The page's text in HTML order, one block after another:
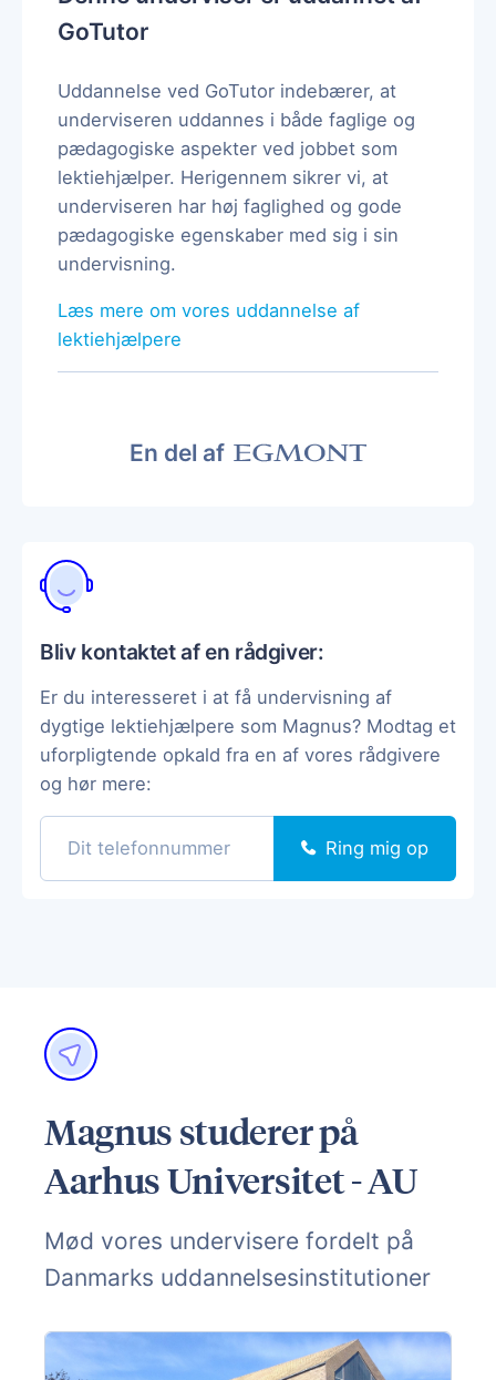
GoTutor
Uddannelse ved GoTutor indebærer, at
underviseren uddannes i både faglige og
pædagogiske aspekter ved jobbet som
lektiehjælper. Herigennem sikrer vi, at
underviseren har høj faglighed og gode
pædagogiske egenskaber med sig i sin
undervisning.
Læs mere om vores uddannelse af
lektiehjælpere
En del af
Bliv kontaktet af en rådgiver:
Er du interesseret i at få undervisning af
dygtige lektiehjælpere som Magnus? Modtag et
uforpligtende opkald fra en af vores rådgivere
og hør mere:
Ring mig op
Magnus studerer på
Aarhus Universitet - AU
Mød vores undervisere fordelt på
Danmarks uddannelsesinstitutioner